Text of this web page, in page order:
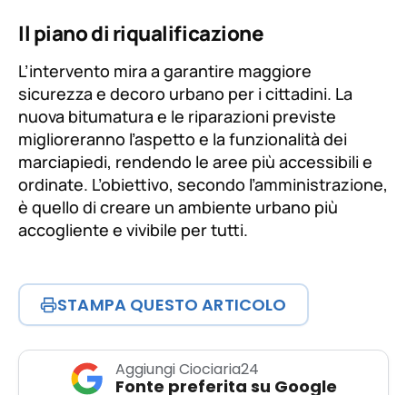
Il piano di riqualificazione
L’intervento mira a garantire maggiore
sicurezza e decoro urbano per i cittadini. La
nuova bitumatura e le riparazioni previste
miglioreranno l’aspetto e la funzionalità dei
marciapiedi, rendendo le aree più accessibili e
ordinate. L’obiettivo, secondo l’amministrazione,
è quello di creare un ambiente urbano più
accogliente e vivibile per tutti.
STAMPA QUESTO ARTICOLO
Aggiungi Ciociaria24
Fonte preferita su Google